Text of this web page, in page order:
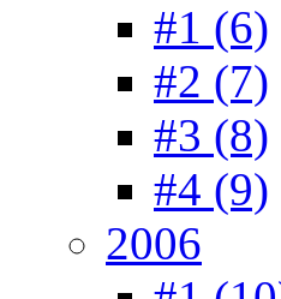
#1 (6)
#2 (7)
#3 (8)
#4 (9)
2006